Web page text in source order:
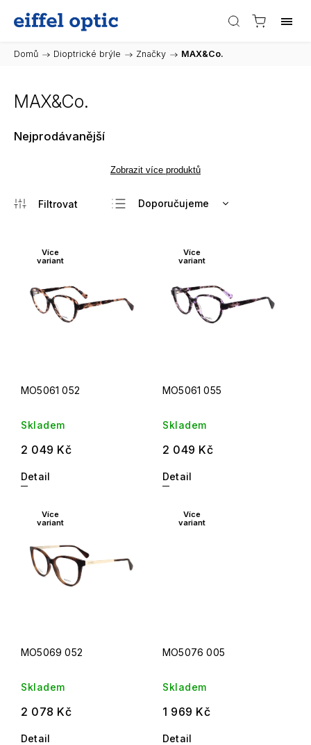
Domů / Dioptrické brýle / Značky / MAX&Co.
MAX&Co.
Nejprodávanější
Zobrazit více produktů
Doporučujeme
Nejdražší
Abecedně
Více
variant
MO5061 052
Skladem
2 049 Kč
Detail
Více
variant
MO5061 055
Skladem
2 049 Kč
Detail
Více
variant
MO5069 052
Skladem
2 078 Kč
Detail
Více
variant
MO5076 005
Skladem
1 969 Kč
Detail